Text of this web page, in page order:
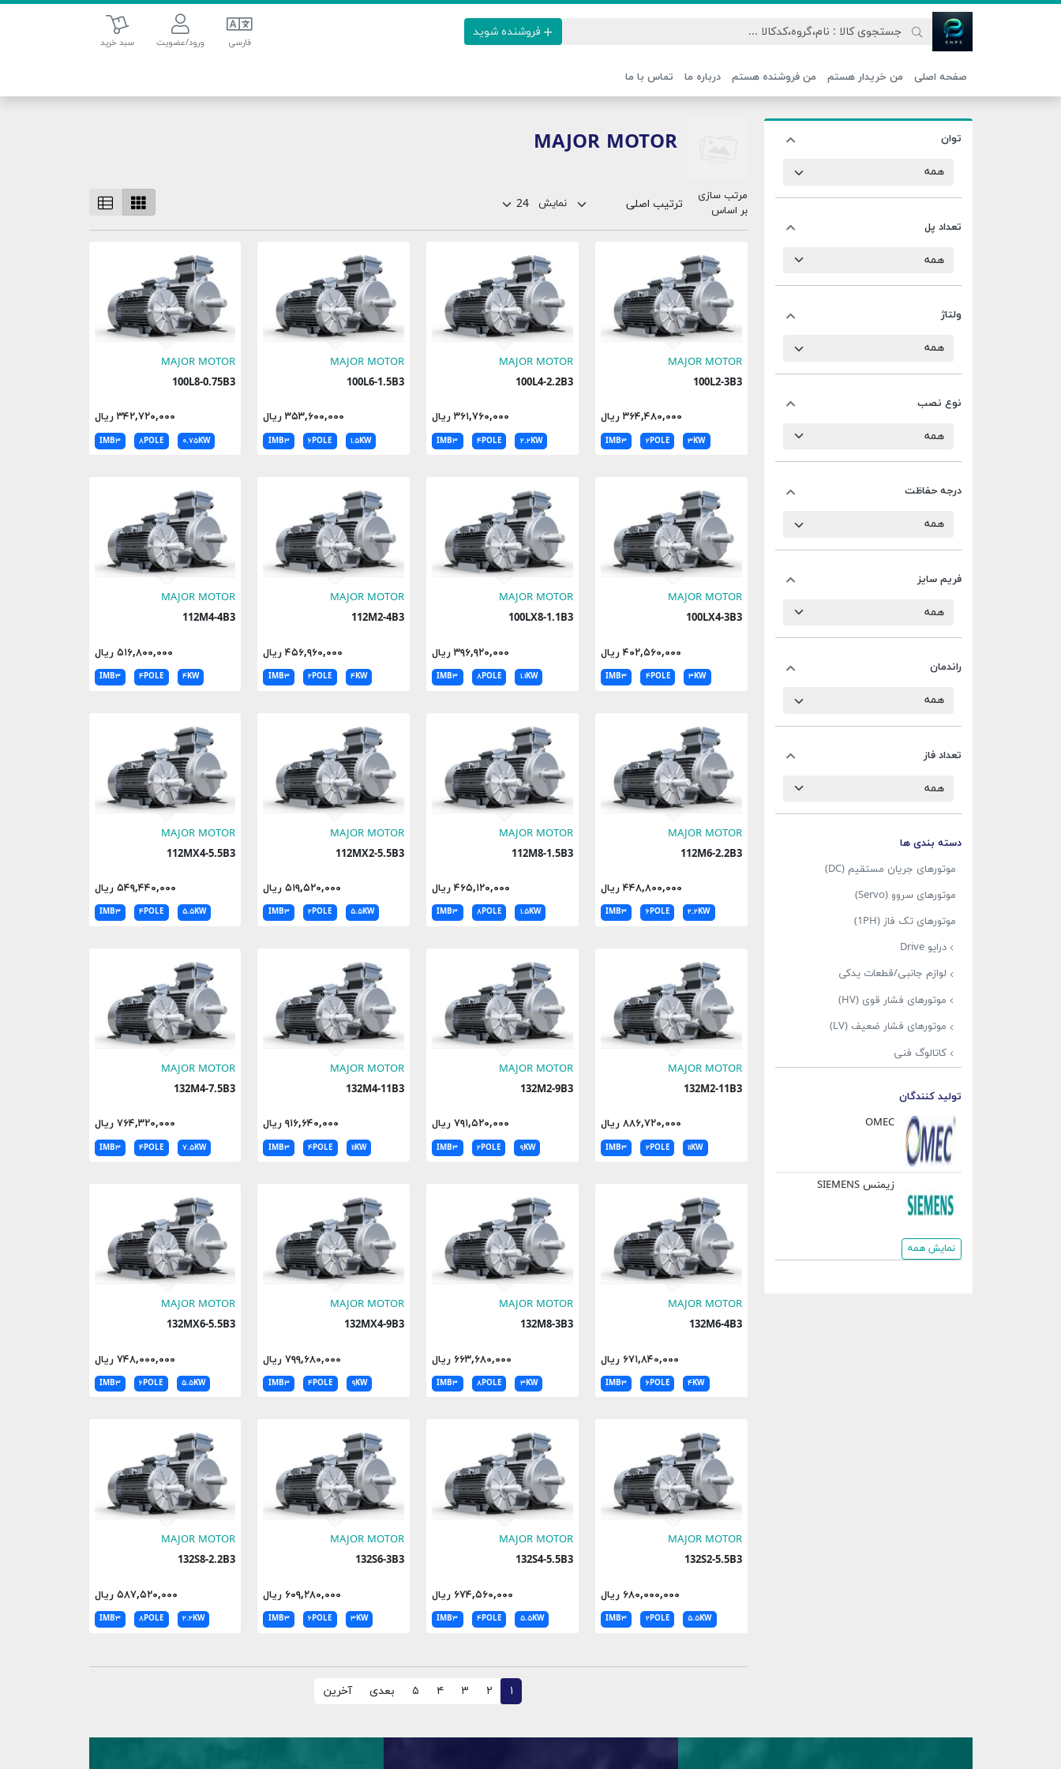
فروشنده شوید
فارسی ورود/عضویت
سبد خرید
سبد خرید
صفحه اصلی من خریدار هستم من فروشنده هستم درباره ما تماس با ما
توان
تعداد پل
ولتاژ
نوع نصب
درجه حفاظت
فریم سایز
راندمان
تعداد فاز
دسته بندی ها
موتورهای جریان مستقیم (DC)
موتورهای سروو (Servo)
موتورهای تک فاز (1PH)
درایو Drive
لوازم جانبی/قطعات یدکی
موتورهای فشار قوی (HV)
موتورهای فشار ضعیف (LV)
کاتالوگ فنی
تولید کنندگان
OMEC
زیمنس SIEMENS
نمایش همه
MAJOR MOTOR
مرتب سازی
بر اساس
نمایش
MAJOR MOTOR
100L2-3B3
۳۶۴,۴۸۰,۰۰۰ ریال
۳KW ۲POLE IMB۳
MAJOR MOTOR
100L4-2.2B3
۳۶۱,۷۶۰,۰۰۰ ریال
۲.۲KW ۴POLE IMB۳
MAJOR MOTOR
100L6-1.5B3
۳۵۳,۶۰۰,۰۰۰ ریال
۱.۵KW ۶POLE IMB۳
MAJOR MOTOR
100L8-0.75B3
۳۴۲,۷۲۰,۰۰۰ ریال
۰.۷۵KW ۸POLE IMB۳
MAJOR MOTOR
100LX4-3B3
۴۰۲,۵۶۰,۰۰۰ ریال
۳KW ۴POLE IMB۳
MAJOR MOTOR
100LX8-1.1B3
۳۹۶,۹۲۰,۰۰۰ ریال
۱.۱KW ۸POLE IMB۳
MAJOR MOTOR
112M2-4B3
۴۵۶,۹۶۰,۰۰۰ ریال
۴KW ۲POLE IMB۳
MAJOR MOTOR
112M4-4B3
۵۱۶,۸۰۰,۰۰۰ ریال
۴KW ۴POLE IMB۳
MAJOR MOTOR
112M6-2.2B3
۴۴۸,۸۰۰,۰۰۰ ریال
۲.۲KW ۶POLE IMB۳
MAJOR MOTOR
112M8-1.5B3
۴۶۵,۱۲۰,۰۰۰ ریال
۱.۵KW ۸POLE IMB۳
MAJOR MOTOR
112MX2-5.5B3
۵۱۹,۵۲۰,۰۰۰ ریال
۵.۵KW ۲POLE IMB۳
MAJOR MOTOR
112MX4-5.5B3
۵۴۹,۴۴۰,۰۰۰ ریال
۵.۵KW ۴POLE IMB۳
MAJOR MOTOR
132M2-11B3
۸۸۶,۷۲۰,۰۰۰ ریال
۱۱KW ۲POLE IMB۳
MAJOR MOTOR
132M2-9B3
۷۹۱,۵۲۰,۰۰۰ ریال
۹KW ۲POLE IMB۳
MAJOR MOTOR
132M4-11B3
۹۱۶,۶۴۰,۰۰۰ ریال
۱۱KW ۴POLE IMB۳
MAJOR MOTOR
132M4-7.5B3
۷۶۴,۳۲۰,۰۰۰ ریال
۷.۵KW ۴POLE IMB۳
MAJOR MOTOR
132M6-4B3
۶۷۱,۸۴۰,۰۰۰ ریال
۴KW ۶POLE IMB۳
MAJOR MOTOR
132M8-3B3
۶۶۳,۶۸۰,۰۰۰ ریال
۳KW ۸POLE IMB۳
MAJOR MOTOR
132MX4-9B3
۷۹۹,۶۸۰,۰۰۰ ریال
۹KW ۴POLE IMB۳
MAJOR MOTOR
132MX6-5.5B3
۷۴۸,۰۰۰,۰۰۰ ریال
۵.۵KW ۶POLE IMB۳
MAJOR MOTOR
132S2-5.5B3
۶۸۰,۰۰۰,۰۰۰ ریال
۵.۵KW ۲POLE IMB۳
MAJOR MOTOR
132S4-5.5B3
۶۷۴,۵۶۰,۰۰۰ ریال
۵.۵KW ۴POLE IMB۳
MAJOR MOTOR
132S6-3B3
۶۰۹,۲۸۰,۰۰۰ ریال
۳KW ۶POLE IMB۳
MAJOR MOTOR
132S8-2.2B3
۵۸۷,۵۲۰,۰۰۰ ریال
۲.۲KW ۸POLE IMB۳
۱ ۲ ۳ ۴ ۵ بعدی آخرین